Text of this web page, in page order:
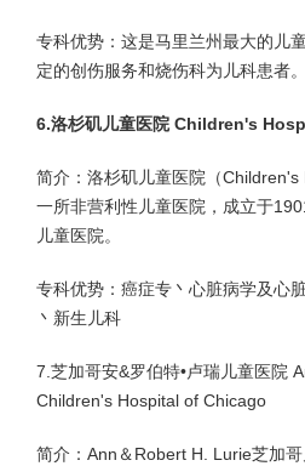
专科优势：这是马里兰州最大的儿
定的创伤服务和烧伤科为儿科患者。
6.洛杉矶儿童医院 Children's
简介：洛杉矶儿童医院（
一所非营利性儿童医院，成立于
儿童医院。
专科优势：癌症专丶心脏病学及心
丶新生儿科
7.芝加哥安&罗伯特•卢瑞儿童医院
Children's Hospital of Chicago
简介：Ann＆Robert H. Lurie芝加